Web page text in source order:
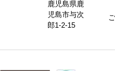
鹿児島県鹿
児島市与次
郎1-2-15